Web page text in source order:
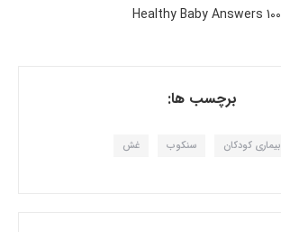
برچسب ها:
بیماری کودکان سنکوب غش